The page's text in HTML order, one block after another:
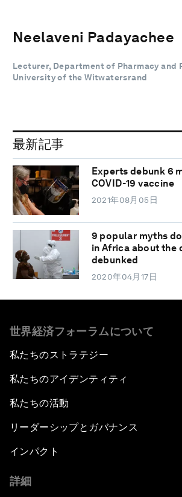
Neelaveni Padayachee
Lecturer, Department of Pharmacy and
University of the Witwatersrand
最新記事
Experts debunk 6
COVID-19 vaccine
2021年08月05日
9 popular myths
in Africa about the
debunked
2020年04月17日
世界経済フォーラムについて
私たちのストラテジー
私たちのアイデンティティ
私たちの活動
リーダーシップとガバナンス
インパクト
詳細